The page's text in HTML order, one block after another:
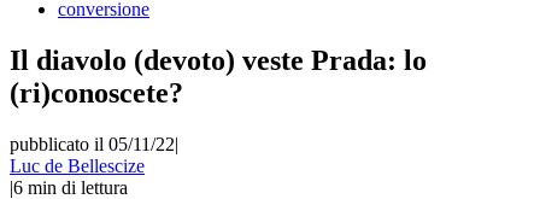
conversione
Il diavolo (devoto) veste Prada: lo
(ri)conoscete?
pubblicato il 05/11/22|
Luc de Bellescize
|6 min di lettura